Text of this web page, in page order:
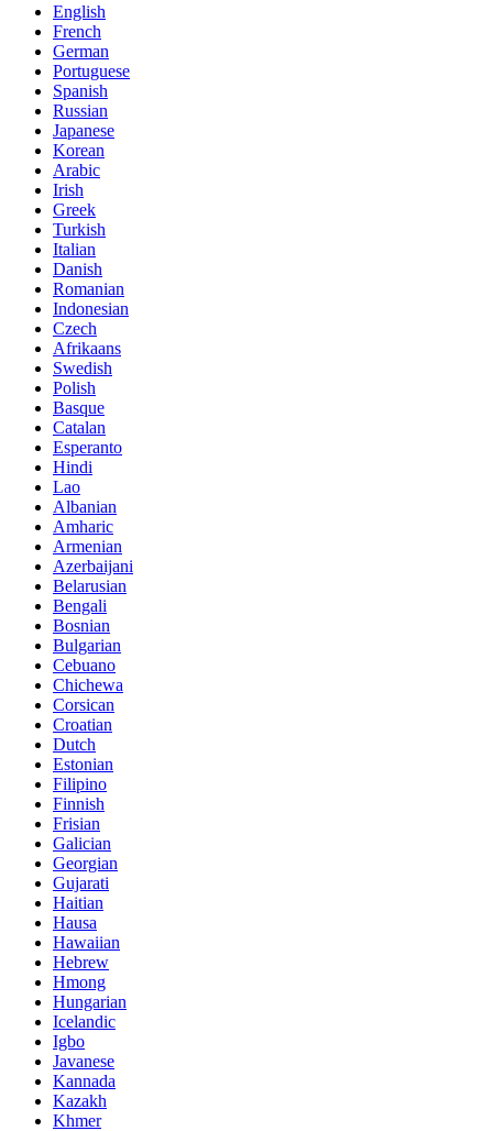
English
French
German
Portuguese
Spanish
Russian
Japanese
Korean
Arabic
Irish
Greek
Turkish
Italian
Danish
Romanian
Indonesian
Czech
Afrikaans
Swedish
Polish
Basque
Catalan
Esperanto
Hindi
Lao
Albanian
Amharic
Armenian
Azerbaijani
Belarusian
Bengali
Bosnian
Bulgarian
Cebuano
Chichewa
Corsican
Croatian
Dutch
Estonian
Filipino
Finnish
Frisian
Galician
Georgian
Gujarati
Haitian
Hausa
Hawaiian
Hebrew
Hmong
Hungarian
Icelandic
Igbo
Javanese
Kannada
Kazakh
Khmer